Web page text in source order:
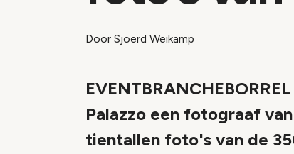
Door Sjoerd Weikamp
Palazzo een fotograaf
tientallen foto's van de